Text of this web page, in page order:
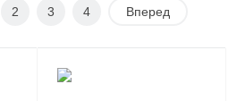
2 3 4 Вперед